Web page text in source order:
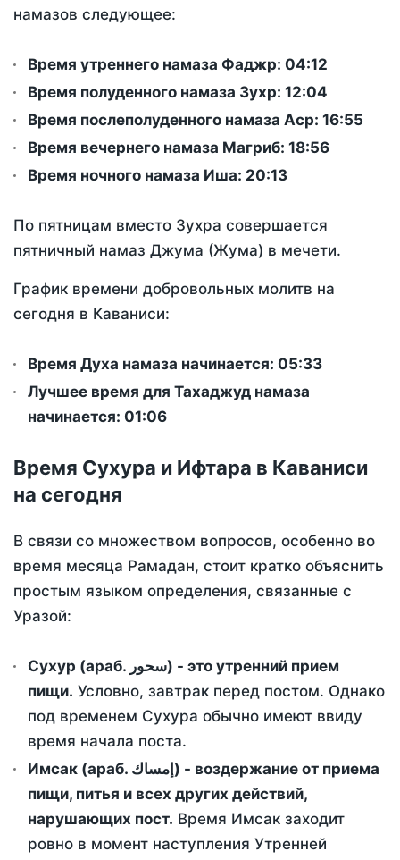
намазов следующее:
Время утреннего намаза Фаджр: 04:12
Время полуденного намаза Зухр: 12:04
Время послеполуденного намаза Аср: 16:55
Время вечернего намаза Магриб: 18:56
Время ночного намаза Иша: 20:13
По пятницам вместо Зухра совершается
пятничный намаз Джума (Жума) в мечети.
График времени добровольных молитв на
сегодня в Каваниси:
Время Духа намаза начинается: 05:33
Лучшее время для Тахаджуд намаза
начинается: 01:06
Время Сухура и Ифтара в Каваниси
на сегодня
В связи со множеством вопросов, особенно во
время месяца Рамадан, стоит кратко объяснить
простым языком определения, связанные с
Уразой:
Сухур (араб. سحور) - это утренний прием
пищи. Условно, завтрак перед постом. Однако
под временем Сухура обычно имеют ввиду
время начала поста.
Имсак (араб. إمساك) - воздержание от приема
пищи, питья и всех других действий,
нарушающих пост. Время Имсак заходит
ровно в момент наступления Утренней